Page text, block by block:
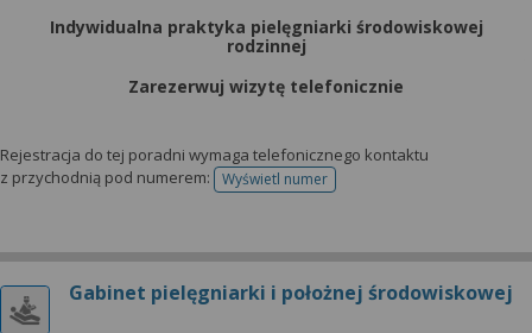
Indywidualna praktyka pielęgniarki środowiskowej
rodzinnej
Zarezerwuj wizytę telefonicznie
Rejestracja do tej poradni wymaga telefonicznego kontaktu
z przychodnią pod numerem:
Wyświetl numertelefonu do rejestracji
Gabinet pielęgniarki i położnej środowiskowej